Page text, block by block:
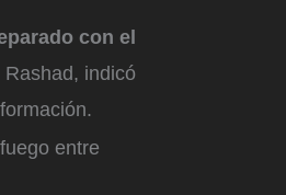
con el
indicó
entre